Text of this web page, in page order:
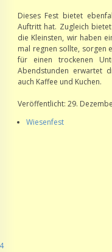
Dieses Fest bietet
Auftritt hat. Zugleich
die Kleinsten, wir haben
mal regnen sollte, sorgen
für einen trockenen
Abendstunden erwartet
auch Kaffee und Kuchen.
Veröffentlicht: 29.
Wiesenfest